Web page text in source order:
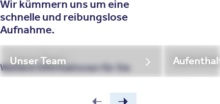
Wir kümmern uns um eine
schnelle und reibungslose
Aufnahme.
Weitere Informationen für Sie
Unser Team